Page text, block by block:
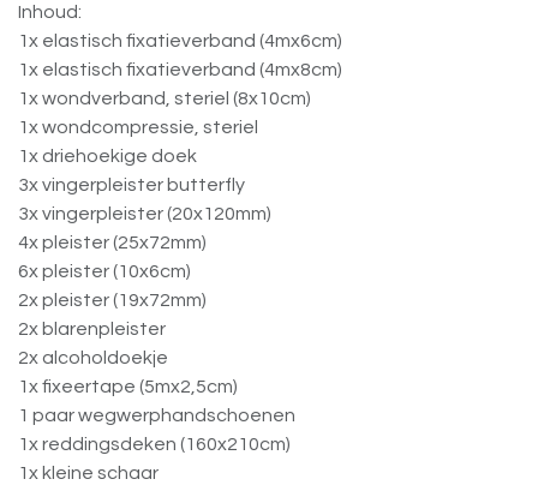
Inhoud:
1x elastisch fixatieverband (4mx6cm)
1x elastisch fixatieverband (4mx8cm)
1x wondverband, steriel (8x10cm)
1x wondcompressie, steriel
1x driehoekige doek
3x vingerpleister butterfly
3x vingerpleister (20x120mm)
4x pleister (25x72mm)
6x pleister (10x6cm)
2x pleister (19x72mm)
2x blarenpleister
2x alcoholdoekje
1x fixeertape (5mx2,5cm)
1 paar wegwerphandschoenen
1x reddingsdeken (160x210cm)
1x kleine schaar